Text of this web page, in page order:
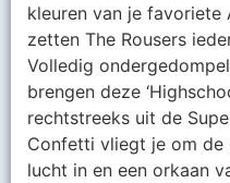
kleuren van je favoriete
zetten The Rousers
Volledig
brengen deze
rechtstreeks uit de
Confetti vliegt je om de
lucht in en een orkaan